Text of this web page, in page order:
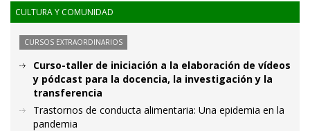
CULTURA Y COMUNIDAD
CURSOS EXTRAORDINARIOS
Curso-taller de iniciación a la elaboración de vídeos
y pódcast para la docencia, la investigación y la
transferencia
Trastornos de conducta alimentaria: Una epidemia en la
pandemia